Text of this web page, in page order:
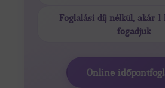
Foglalási díj nélkül, akár
fogadjuk
Online